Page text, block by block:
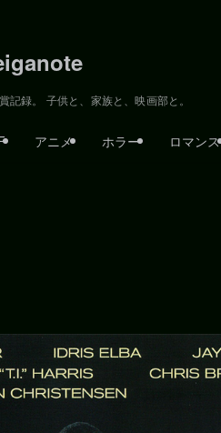
記録。 子供と、家族と、映画部と。
アニメ ホラー ロマンス